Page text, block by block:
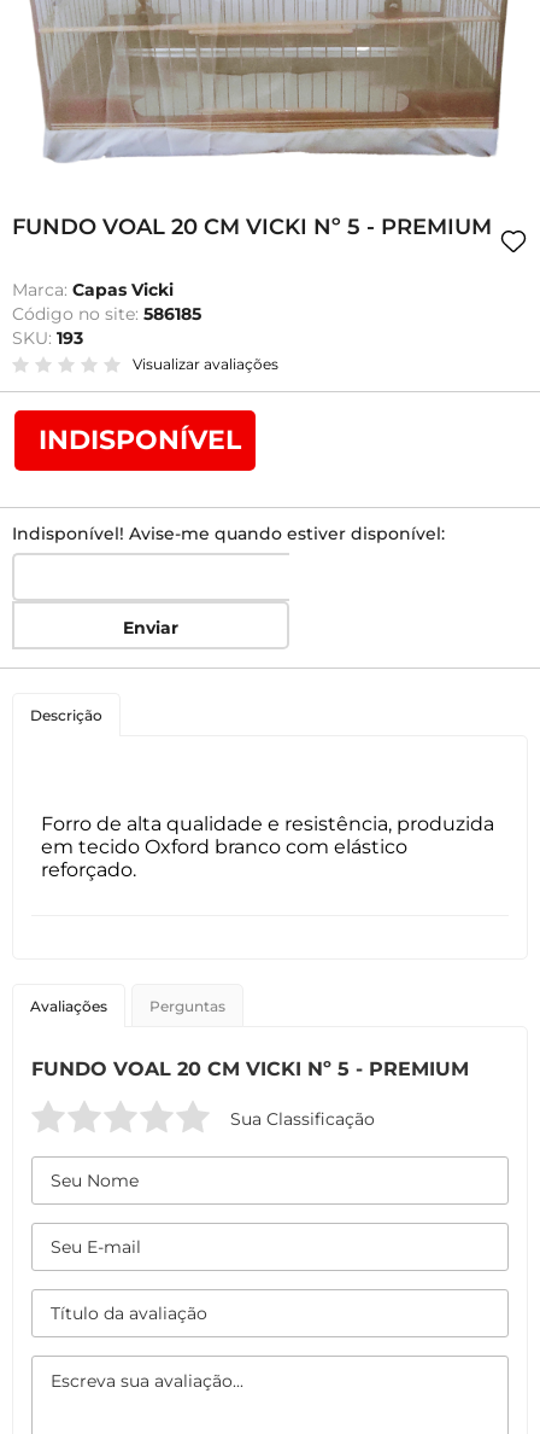
FUNDO VOAL 20 CM VICKI Nº 5 - PREMIUM
Marca: Capas Vicki
Código no site: 586185
SKU: 193
Visualizar avaliações
INDISPONÍVEL
Indisponível! Avise-me quando estiver disponível:
Enviar
Descrição
Forro de alta qualidade e resistência, produzida
em tecido Oxford branco com elástico
reforçado.
Avaliações Perguntas
FUNDO VOAL 20 CM VICKI Nº 5 - PREMIUM
Sua Classificação